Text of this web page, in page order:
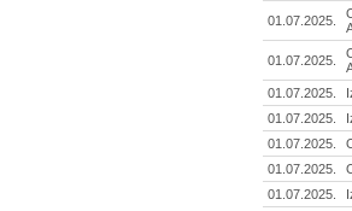
01.07.2025.
01.07.2025.
01.07.2025.
01.07.2025.
01.07.2025.
01.07.2025.
01.07.2025.